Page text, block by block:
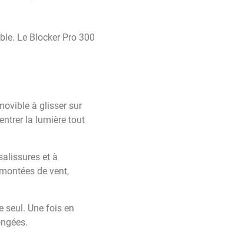
Le Blocker Pro 300
à glisser sur
la lumière tout
et à
de vent,
seul. Une fois en